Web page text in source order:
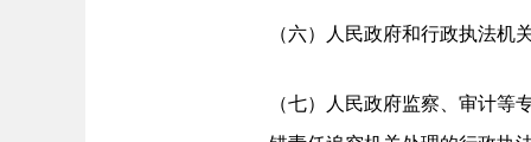
（六）人民政府和行政执法
（七）人民政府监察、审计